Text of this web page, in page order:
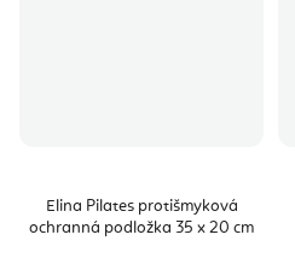
Elina Pilates protišmyková
ochranná podložka 35 x 20 cm